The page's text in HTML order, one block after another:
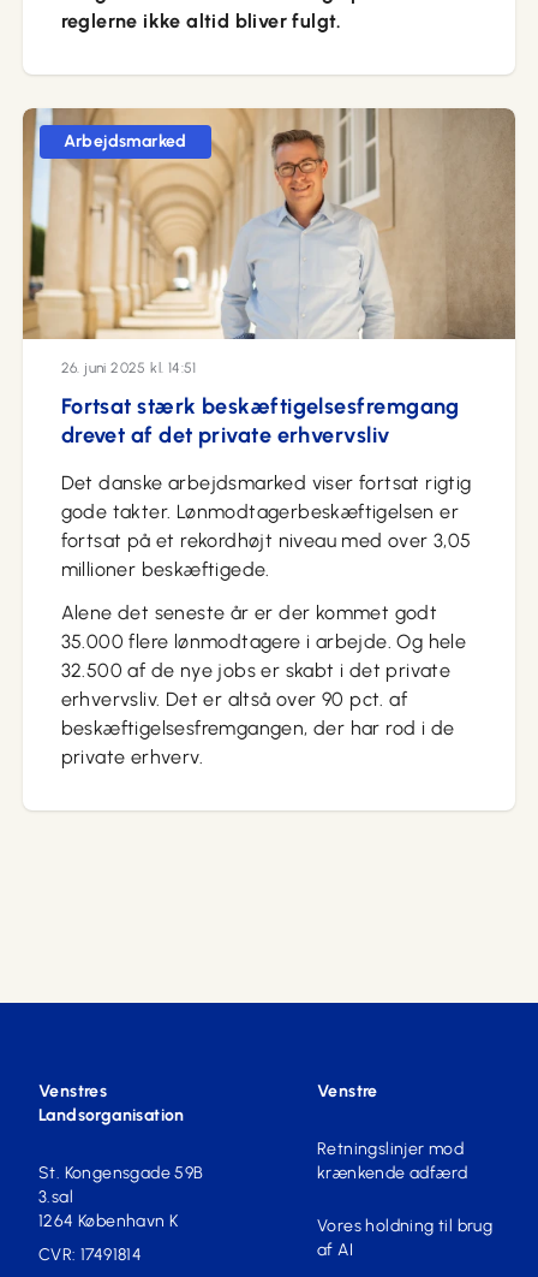
reglerne ikke altid bliver fulgt.
Arbejdsmarked
26. juni 2025 kl. 14:51
Fortsat stærk beskæftigelsesfremgang
drevet af det private erhvervsliv
Det danske arbejdsmarked viser fortsat rigtig
gode takter. Lønmodtagerbeskæftigelsen er
fortsat på et rekordhøjt niveau med over 3,05
millioner beskæftigede.
Alene det seneste år er der kommet godt
35.000 flere lønmodtagere i arbejde. Og hele
32.500 af de nye jobs er skabt i det private
erhvervsliv. Det er altså over 90 pct. af
beskæftigelsesfremgangen, der har rod i de
private erhverv.
Venstres
Landsorganisation
St. Kongensgade 59B
3.sal
1264 København K
CVR: 17491814
Venstre
Retningslinjer mod
krænkende adfærd
Vores holdning til brug
af AI